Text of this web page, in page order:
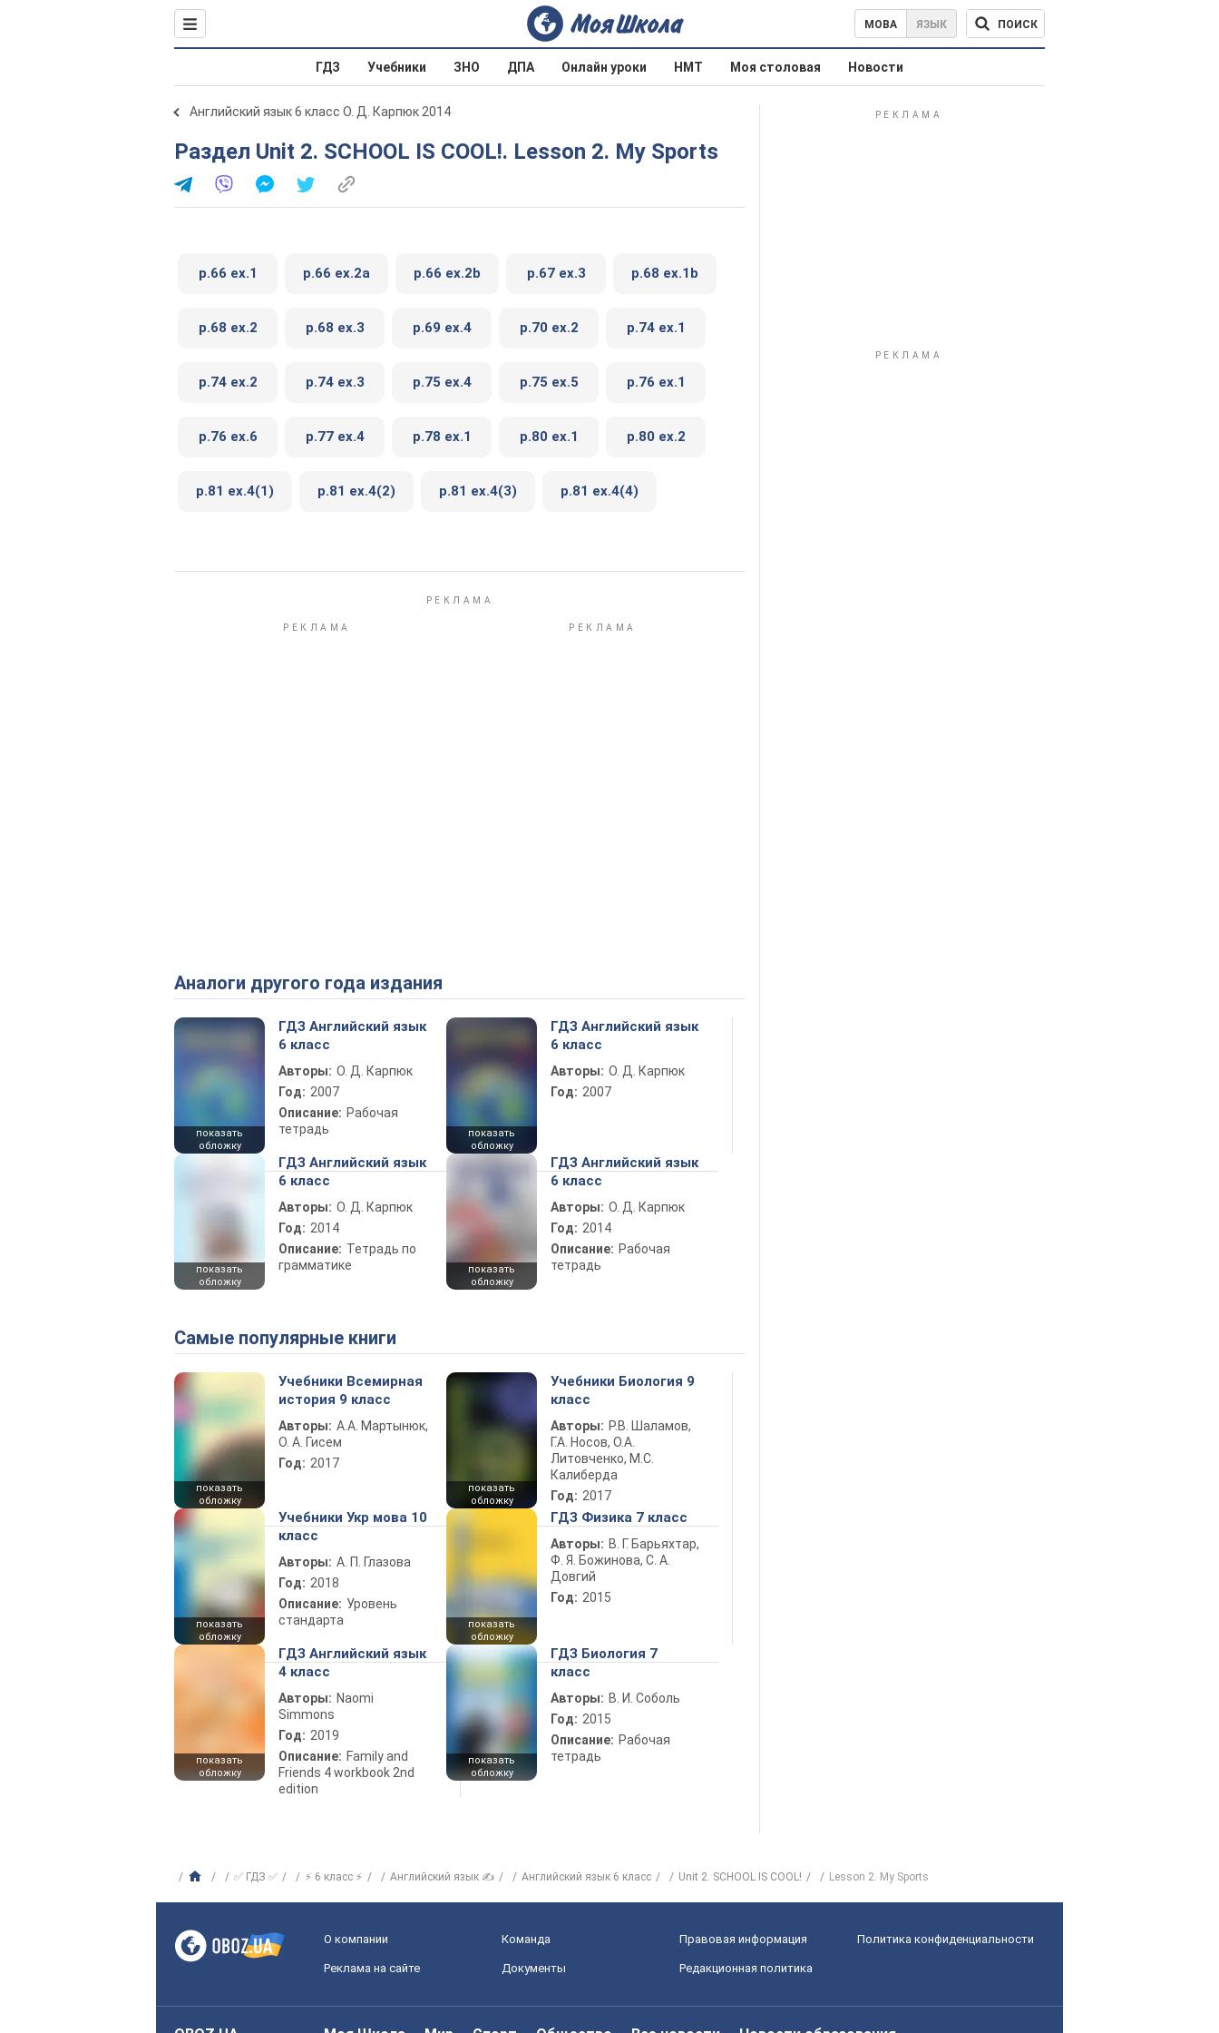
МОВА ЯЗЫК ПОИСК
ГДЗ Учебники ЗНО ДПА Онлайн уроки НМТ Моя столовая Новости
Английский язык 6 класс О. Д. Карпюк 2014
Раздел Unit 2. SCHOOL IS COOL!. Lesson 2. My Sports
p.66 ex.1 p.66 ex.2a p.66 ex.2b p.67 ex.3 p.68 ex.1b
p.68 ex.2 p.68 ex.3 p.69 ex.4 p.70 ex.2 p.74 ex.1
p.74 ex.2 p.74 ex.3 p.75 ex.4 p.75 ex.5 p.76 ex.1
p.76 ex.6 p.77 ex.4 p.78 ex.1 p.80 ex.1 p.80 ex.2
p.81 ex.4(1) p.81 ex.4(2) p.81 ex.4(3) p.81 ex.4(4)
Аналоги другого года издания
показать
обложку
ГДЗ Английский язык
6 класс
Авторы: О. Д. Карпюк
Год: 2007
Описание: Рабочая
тетрадь
показать
обложку
ГДЗ Английский язык
6 класс
Авторы: О. Д. Карпюк
Год: 2007
показать
обложку
ГДЗ Английский язык
6 класс
Авторы: О. Д. Карпюк
Год: 2014
Описание: Тетрадь по
грамматике
показать
обложку
ГДЗ Английский язык
6 класс
Авторы: О. Д. Карпюк
Год: 2014
Описание: Рабочая
тетрадь
Самые популярные книги
показать
обложку
Учебники Всемирная
история 9 класс
Авторы: А.А. Мартынюк,
О. А. Гисем
Год: 2017
показать
обложку
Учебники Биология 9
класс
Авторы: Р.В. Шаламов,
Г.А. Носов, О.А.
Литовченко, М.С.
Калиберда
Год: 2017
показать
обложку
Учебники Укр мова 10
класс
Авторы: А. П. Глазова
Год: 2018
Описание: Уровень
стандарта
показать
обложку
ГДЗ Физика 7 класс
Авторы: В. Г. Барьяхтар,
Ф. Я. Божинова, С. А.
Довгий
Год: 2015
показать
обложку
ГДЗ Английский язык
4 класс
Авторы: Naomi
Simmons
Год: 2019
Описание: Family and
Friends 4 workbook 2nd
edition
показать
обложку
ГДЗ Биология 7
класс
Авторы: В. И. Соболь
Год: 2015
Описание: Рабочая
тетрадь
✅ ГДЗ ✅ ⚡ 6 класс ⚡ Английский язык ✍ Английский язык 6 класс Unit 2. SCHOOL IS COOL! Lesson 2. My Sports
О компании Команда Правовая информация Политика конфиденциальности
Реклама на сайте Документы Редакционная политика